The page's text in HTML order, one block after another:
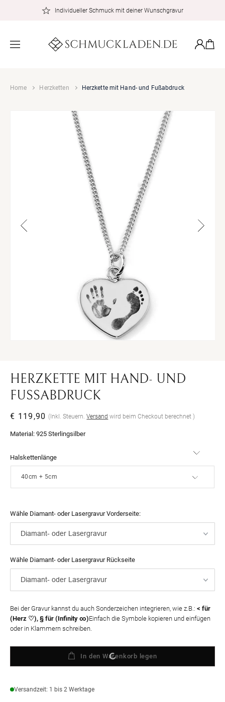
Individueller Schmuck mit deiner Wunschgravur
Home Herzketten Herzkette mit Hand- und Fußabdruck
öffnen
HERZKETTE MIT HAND- UND
FUSSABDRUCK
Normaler
€ 119,90 (Inkl. Steuern.Versand wird beim Checkout berechnet )
Material: 925 Sterlingsilber
Halskettenlänge
Wähle Diamant- oder Lasergravur Vorderseite:
Wähle Diamant- oder Lasergravur Rückseite
Bei der Gravur kannst du auch Sonderzeichen integrieren, wie z.B.: < für
(Herz ♡), § für (Infinity ∞)Einfach die Symbole kopieren und einfügen
oder in Klammern schreiben.
In den Warenkorb legen
Versandzeit: 1 bis 2 Werktage